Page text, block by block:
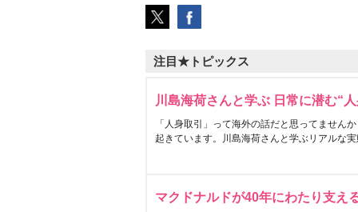
注目★トピックス
川島海荷さんと学ぶ 日常に潜む“
「人身取引」って海外の話だと思ってません
起きています。川島海荷さんと学ぶリアルな
マクドナルドが40年にわたり支え